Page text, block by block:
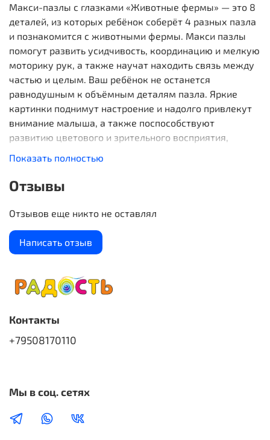
Макси-пазлы с глазками «Животные фермы» — это 8
деталей, из которых ребёнок соберёт 4 разных пазла
и познакомится с животными фермы. Макси пазлы
помогут развить усидчивость, координацию и мелкую
моторику рук, а также научат находить связь между
частью и целым. Ваш ребёнок не останется
равнодушным к объёмным деталям пазла. Яркие
картинки поднимут настроение и надолго привлекут
внимание малыша, а также поспособствуют
развитию цветового и зрительного восприятия,
12,7 × 14,8 см. Собачка: 12,3 × 15,9 см. Лошадка: 12 × 16
см. Котик: 11 × 13,9 см.
Показать полностью
Отзывы
Отзывов еще никто не оставлял
Написать отзыв
Контакты
+79508170110
Мы в соц. сетях